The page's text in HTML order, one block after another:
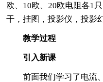
欧、10欧、20欧电阻各1
干，挂图，投影仪，投影
教学过程
引入新课
前面我们学习了电流